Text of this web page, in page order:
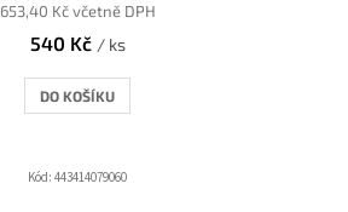
653,40 Kč včetně DPH
540 Kč / ks
DO KOŠÍKU
Kód: 443414079060